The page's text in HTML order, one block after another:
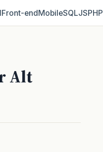
Front‑endMobileSQLJSPHP
Alt